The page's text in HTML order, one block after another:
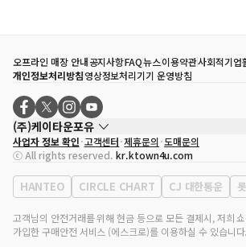
오프라인 매장 안내공지사항FAQ뉴스이용약관사회적기업
개인정보처리방침영상정보처리기기 운영방침
(주)케이타운포유
대표자
송효민
사업자등록번호
120-87-71116
통신판매업 신고번호 제2011-서울강남-02223
대표전화
02-552-9855
사업자 정보 확인 고객센터 제휴문의 도매문의
ⓒ All rights reserved. kr.ktown4u.com
HANTEO CIRCLE CHART CJ 대한통운
고객님의 안전거래를 위해 현금 등으로 모든 결제시, 저희
가입한 구매안전 서비스 (에스크로)를 이용하실 수 있습니다.